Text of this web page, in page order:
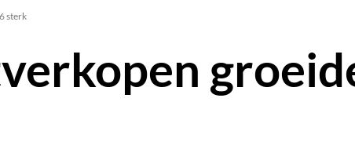
sterk